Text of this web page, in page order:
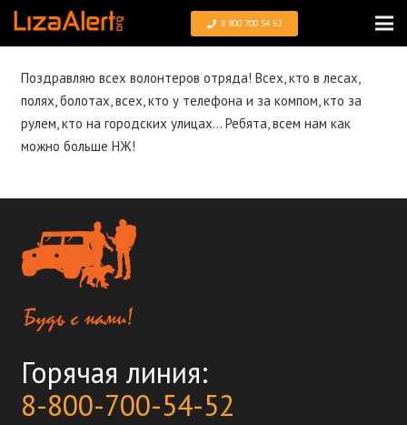
8 800 700 54 52
Поздравляю всех волонтеров отряда! Всех, кто в лесах,
полях, болотах, всех, кто у телефона и за компом, кто за
рулем, кто на городских улицах… Ребята, всем нам как
можно больше НЖ!
Горячая линия:
8-800-700-54-52